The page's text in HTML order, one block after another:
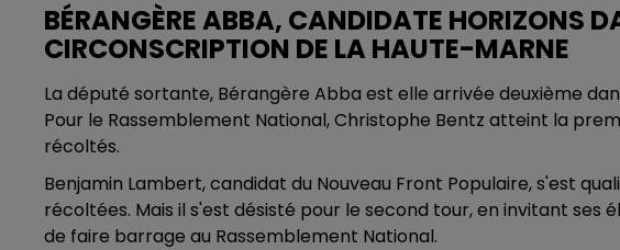
BÉRANGÈRE ABBA, CANDIDATE HORIZONS
CIRCONSCRIPTION DE LA HAUTE-MARNE
La député sortante, Bérangère Abba est elle arrivée deuxième
Pour le Rassemblement National, Christophe Bentz atteint la
récoltés.
Benjamin Lambert, candidat du Nouveau Front Populaire, s'est
récoltées. Mais il s'est désisté pour le second tour, en invitant
de faire barrage au Rassemblement National.